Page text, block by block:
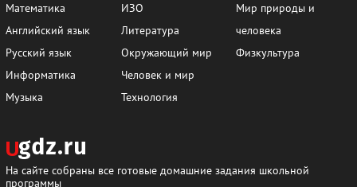
Математика
Английский язык
Русский язык
Информатика
Музыка
ИЗО
Литература
Окружающий мир
Человек и мир
Технология
Мир природы и
человека
Физкультура
На сайте собраны все готовые домашние задания школьной
программы